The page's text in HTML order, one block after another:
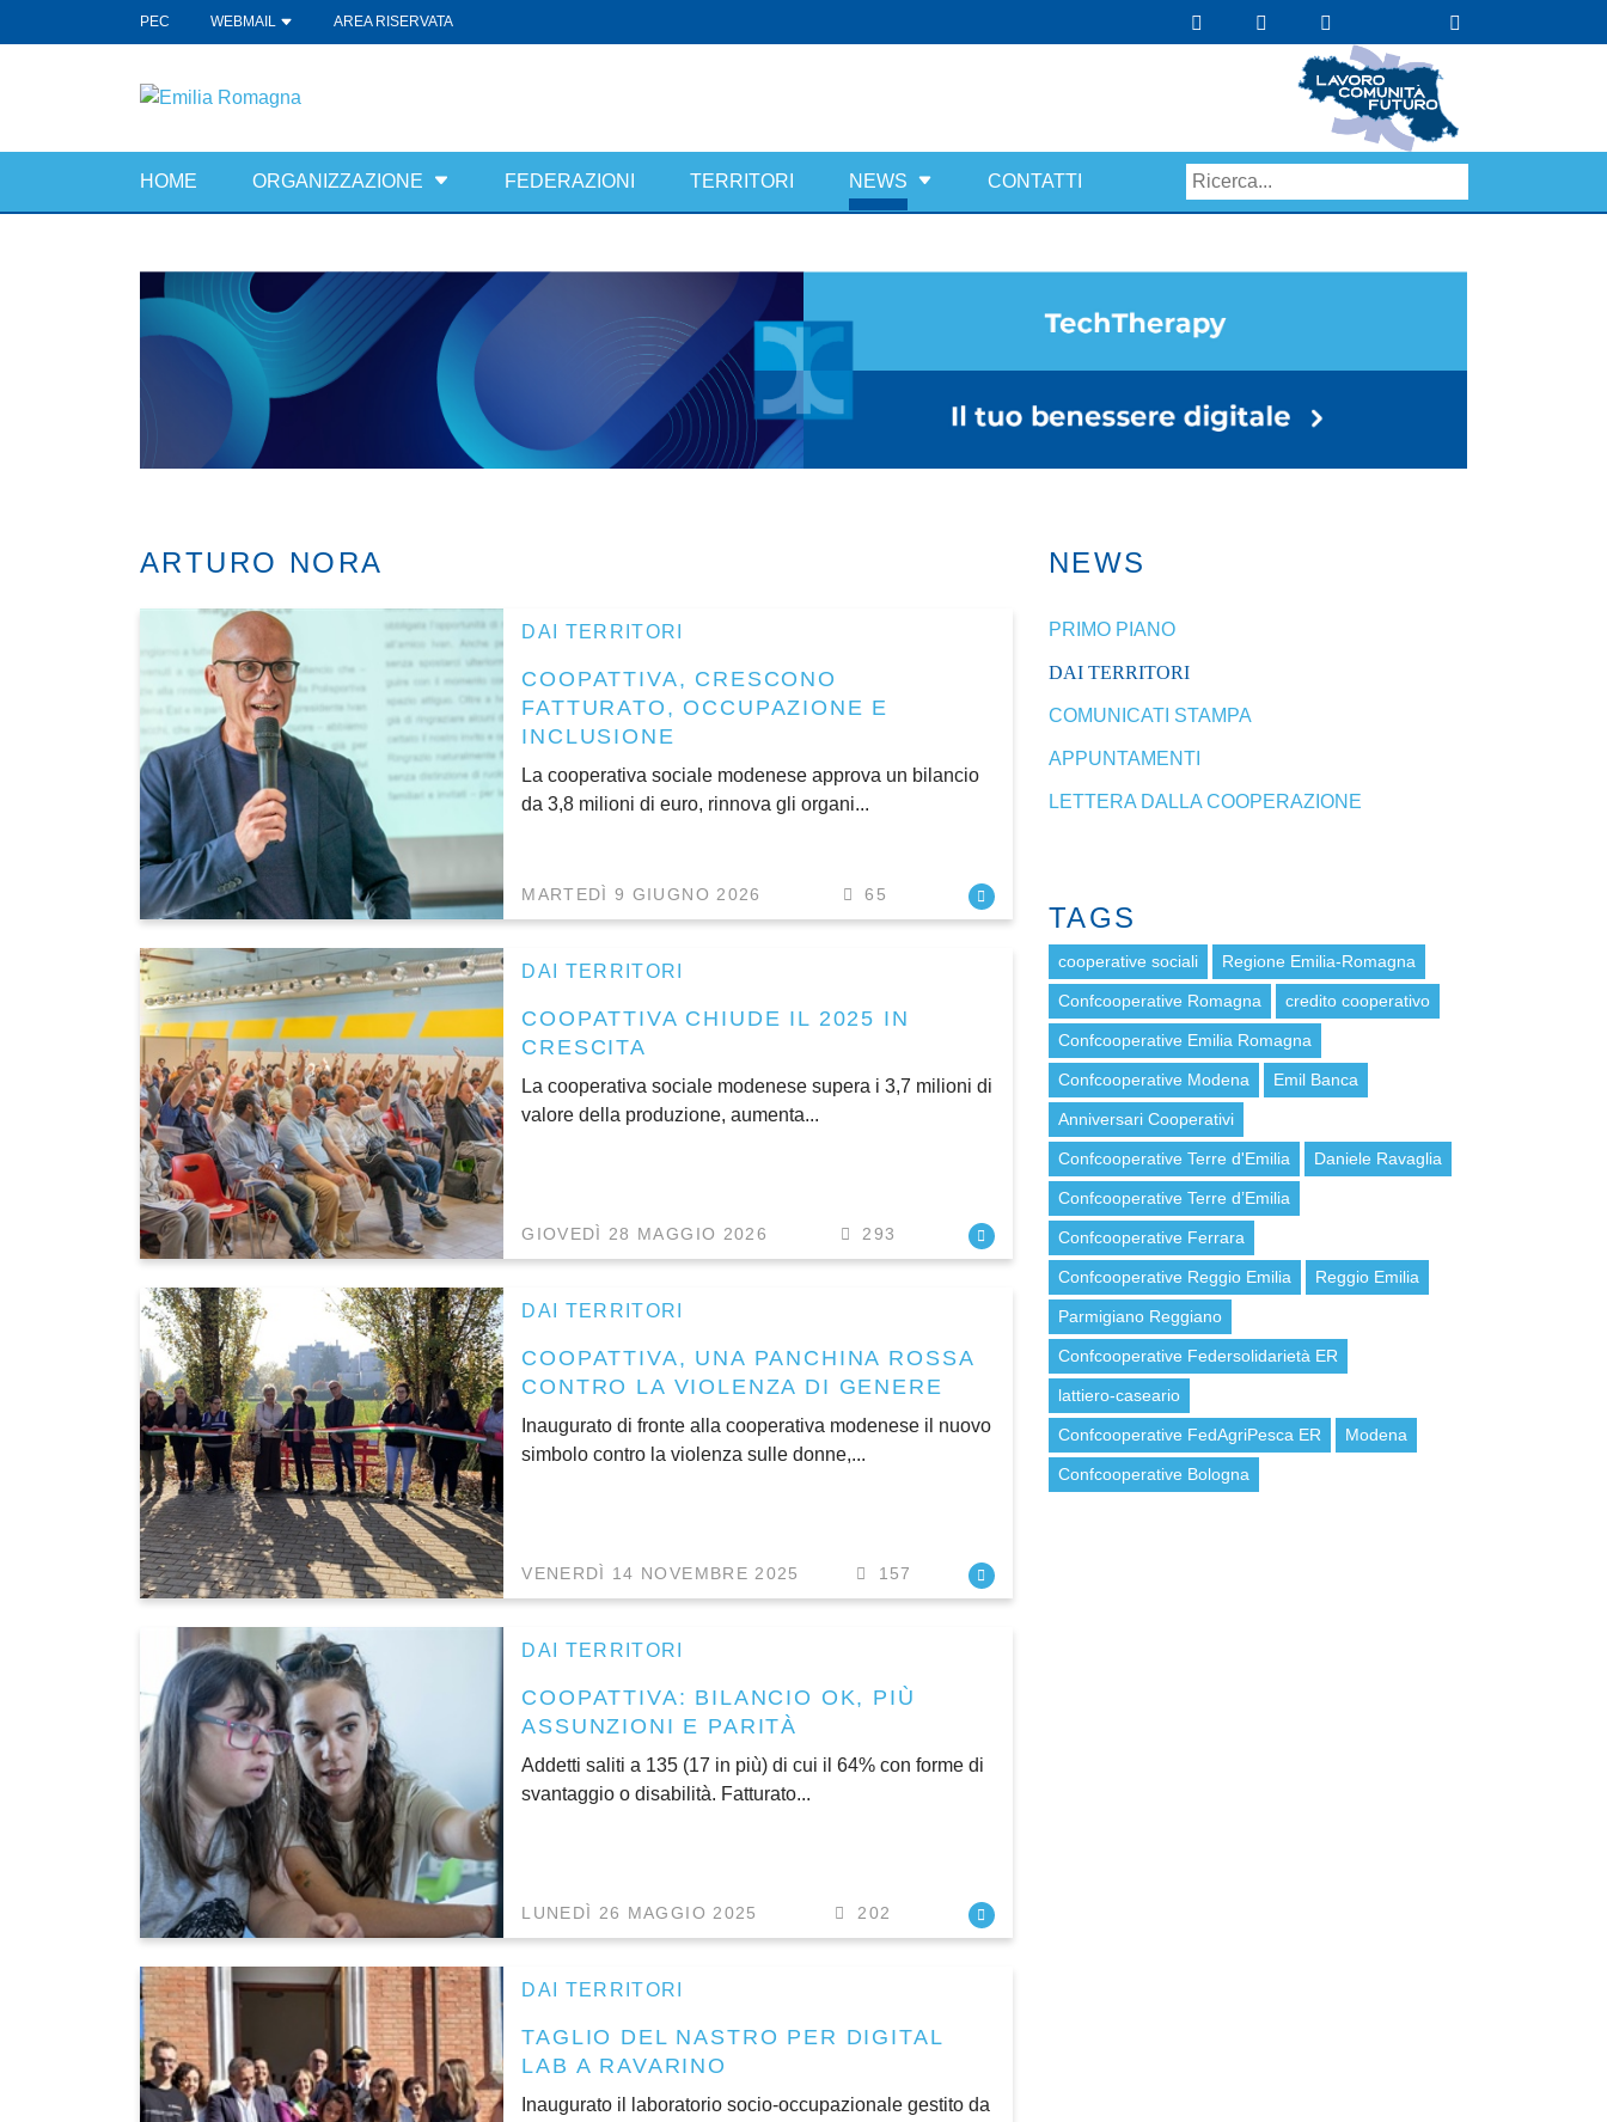
PEC WEBMAIL AREA RISERVATA
HOME ORGANIZZAZIONE FEDERAZIONI TERRITORI NEWS CONTATTI
ARTURO NORA
DAI TERRITORI
COOPATTIVA, CRESCONO
FATTURATO, OCCUPAZIONE E
INCLUSIONE
La cooperativa sociale modenese approva un bilancio
da 3,8 milioni di euro, rinnova gli organi...
MARTEDÌ 9 GIUGNO 2026 65
DAI TERRITORI
COOPATTIVA CHIUDE IL 2025 IN
CRESCITA
La cooperativa sociale modenese supera i 3,7 milioni di
valore della produzione, aumenta...
GIOVEDÌ 28 MAGGIO 2026 293
DAI TERRITORI
COOPATTIVA, UNA PANCHINA ROSSA
CONTRO LA VIOLENZA DI GENERE
Inaugurato di fronte alla cooperativa modenese il nuovo
simbolo contro la violenza sulle donne,...
VENERDÌ 14 NOVEMBRE 2025 157
DAI TERRITORI
COOPATTIVA: BILANCIO OK, PIÙ
ASSUNZIONI E PARITÀ
Addetti saliti a 135 (17 in più) di cui il 64% con forme di
svantaggio o disabilità. Fatturato...
LUNEDÌ 26 MAGGIO 2025 202
DAI TERRITORI
TAGLIO DEL NASTRO PER DIGITAL
LAB A RAVARINO
Inaugurato il laboratorio socio-occupazionale gestito da
NEWS
PRIMO PIANO
DAI TERRITORI
COMUNICATI STAMPA
APPUNTAMENTI
LETTERA DALLA COOPERAZIONE
TAGS
cooperative sociali Regione Emilia-Romagna
Confcooperative Romagna credito cooperativo
Confcooperative Emilia Romagna
Confcooperative Modena Emil Banca
Anniversari Cooperativi
Confcooperative Terre d'Emilia Daniele Ravaglia
Confcooperative Terre d’Emilia
Confcooperative Ferrara
Confcooperative Reggio Emilia Reggio Emilia
Parmigiano Reggiano
Confcooperative Federsolidarietà ER
lattiero-caseario
Confcooperative FedAgriPesca ER Modena
Confcooperative Bologna